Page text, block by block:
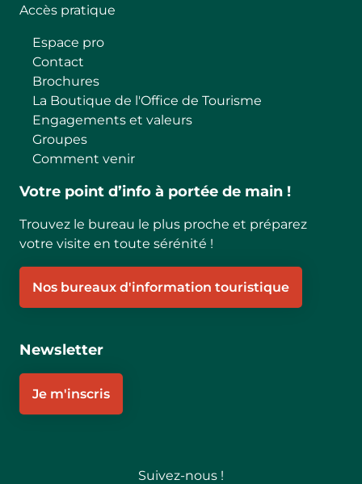
Accès pratique
Espace pro
Contact
Brochures
La Boutique de l'Office de Tourisme
Engagements et valeurs
Groupes
Comment venir
Votre point d’info à portée de main !
Trouvez le bureau le plus proche et préparez
votre visite en toute sérénité !
Nos bureaux d'information touristique
Newsletter
Je m'inscris
Suivez-nous !